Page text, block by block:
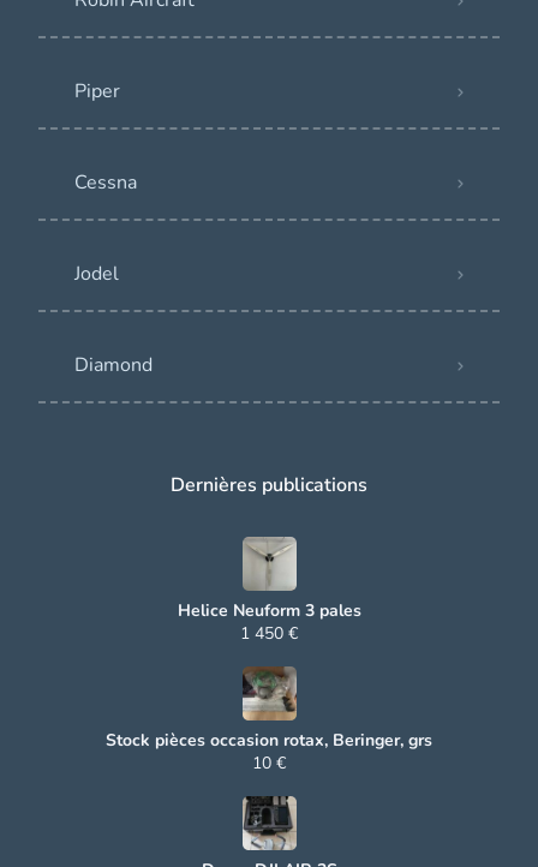
Piper
Cessna
Jodel
Diamond
Dernières publications
Helice Neuform 3 pales
1 450 €
Stock pièces occasion rotax, Beringer, grs
10 €